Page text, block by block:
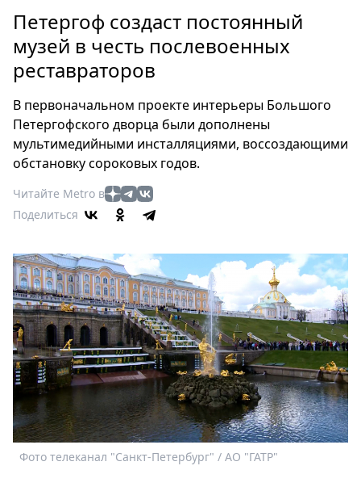
Россия
Мир
Здоровье
Туризм
Мода
Театр
Кино
Афиша
Книги
Выставки
Пресс-
релизы
О
Metro
Стримы
Спецпроекты
Звезды
Выборы
2026
Скачай
Петергоф создаст постоянный
музей в честь послевоенных
реставраторов
В первоначальном проекте интерьеры Большого
Петергофского дворца были дополнены
мультимедийными инсталляциями, воссоздающими
обстановку сороковых годов.
Читайте Metro в
Поделиться
Фото телеканал "Санкт-Петербург" / АО "ГАТР"